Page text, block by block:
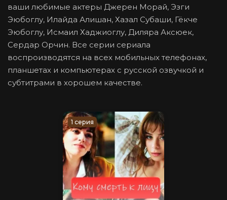
ваши любимые актеры Джерен Морай, Эзги
Эюбоглу, Илайда Алишан, Хазал Субаши, Гёкче
Эюбоглу, Исмаил Хаджиоглу, Диляра Аксюек,
Сердар Орчин. Все серии сериала
воспроизводятся на всех мобильных телефонах,
планшетах и компьютерах с русской озвучкой и
субтитрами в хорошем качестве.
1 серия